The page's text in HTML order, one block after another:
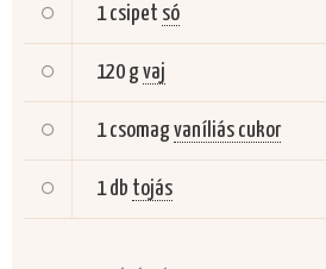
1 csipet só
120 gvaj
1 csomagvaníliás cukor
1 db tojás